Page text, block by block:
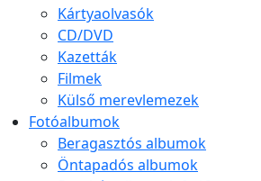
Kártyaolvasók
CD/DVD
Kazetták
Filmek
Külső merevlemezek
Fotóalbumok
Beragasztós albumok
Öntapadós albumok